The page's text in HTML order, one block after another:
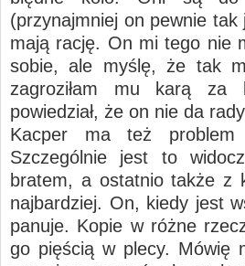
(przynajmniej on pewnie
mają rację. On mi tego nie
sobie, ale myślę, że tak
zagroziłam mu karą za
powiedział, że on nie da
Kacper ma też
Szczególnie jest to
bratem, a ostatnio także z
najbardziej. On, kiedy jest
panuje. Kopie w różne
go pięścią w plecy. Mówię